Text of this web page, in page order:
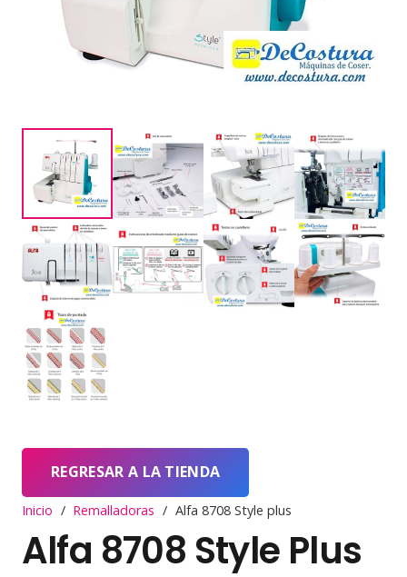
REGRESAR A LA TIENDA
Inicio / Remalladoras / Alfa 8708 Style plus
Alfa 8708 Style Plus